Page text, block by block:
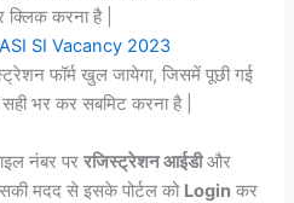
करना है |
फॉर्म खुल जायेगा, जिसमें पूछी गई
भर कर सबमिट करना है |
नंबर पररजिस्ट्रेशन आईडीऔर
मदद से इसके पोर्टल को Login कर